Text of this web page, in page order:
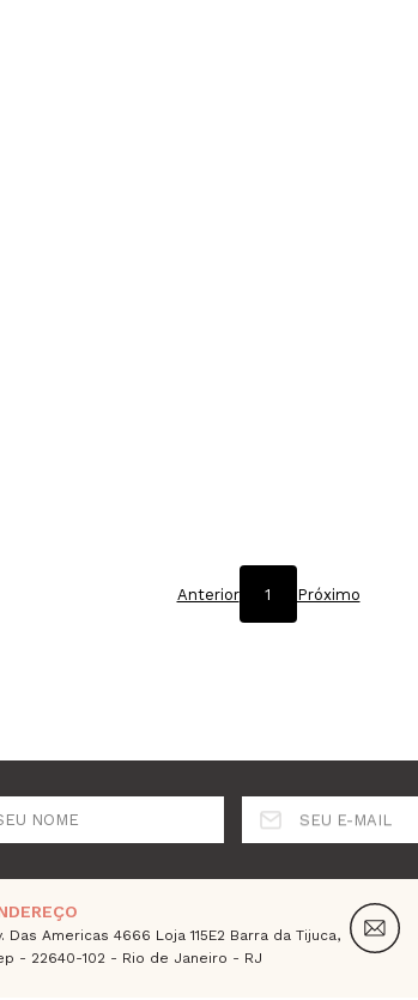
Anterior 1 Próximo
NOME SEU E-MAIL
Das Americas 4666 Loja 115E2 Barra da Tijuca,
- 22640-102 - Rio de Janeiro - RJ